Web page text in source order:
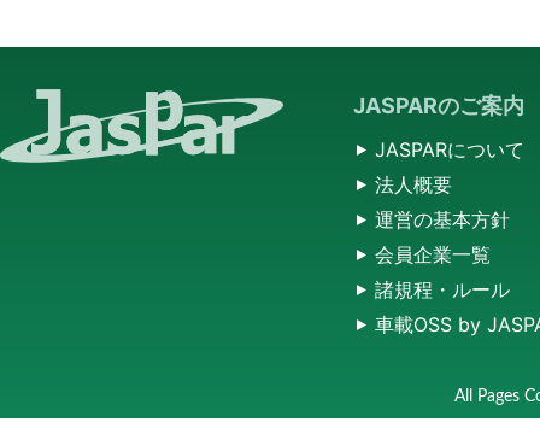
JASPARのご案内
JASPARについて
法人概要
運営の基本方針
会員企業一覧
諸規程・ルール
車載OSS by
All Pages